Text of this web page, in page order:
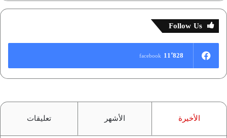
Follow Us
11٬828 facebook
الأخيرة الأشهر تعليقات